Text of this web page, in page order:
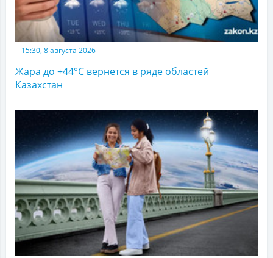
15:30, 8 августа 2026
Жара до +44°С вернется в ряде областей
Казахстан